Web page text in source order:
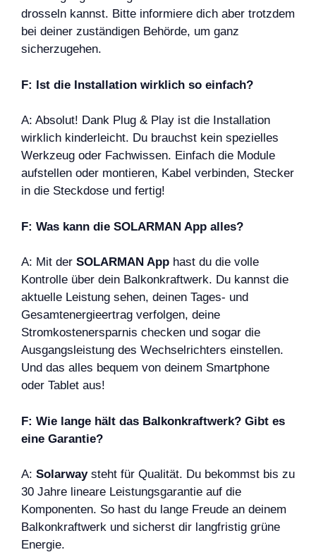
drosseln kannst. Bitte informiere dich aber trotzdem
bei deiner zuständigen Behörde, um ganz
sicherzugehen.
F: Ist die Installation wirklich so einfach?
A: Absolut! Dank Plug & Play ist die Installation
wirklich kinderleicht. Du brauchst kein spezielles
Werkzeug oder Fachwissen. Einfach die Module
aufstellen oder montieren, Kabel verbinden, Stecker
in die Steckdose und fertig!
F: Was kann die SOLARMAN App alles?
A: Mit der SOLARMAN App hast du die volle
Kontrolle über dein Balkonkraftwerk. Du kannst die
aktuelle Leistung sehen, deinen Tages- und
Gesamtenergieertrag verfolgen, deine
Stromkostenersparnis checken und sogar die
Ausgangsleistung des Wechselrichters einstellen.
Und das alles bequem von deinem Smartphone
oder Tablet aus!
F: Wie lange hält das Balkonkraftwerk? Gibt es
eine Garantie?
A: Solarwaysteht für Qualität. Du bekommst bis zu
30 Jahre lineare Leistungsgarantie auf die
Komponenten. So hast du lange Freude an deinem
Balkonkraftwerk und sicherst dir langfristig grüne
Energie.